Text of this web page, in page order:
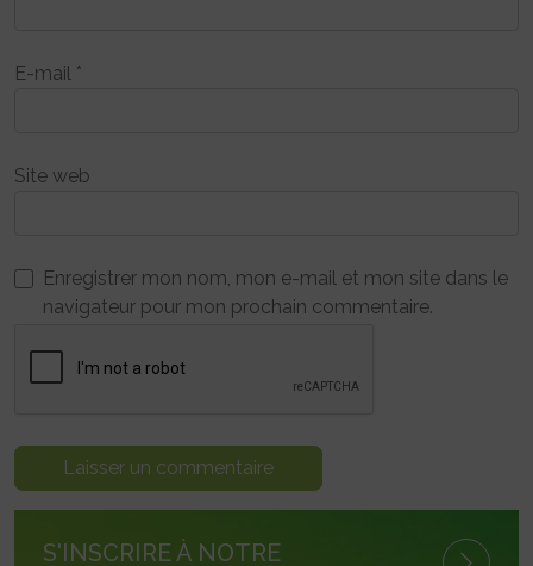
E-mail *
Site web
Enregistrer mon nom, mon e-mail et mon site dans le
navigateur pour mon prochain commentaire.
S'INSCRIRE À NOTRE